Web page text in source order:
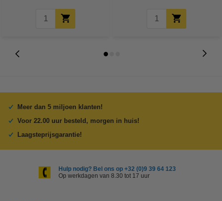
Meer dan 5 miljoen klanten!
Voor 22.00 uur besteld, morgen in huis!
Laagsteprijsgarantie!
Hulp nodig? Bel ons op +32 (0)9 39 64 123
Op werkdagen van 8.30 tot 17 uur